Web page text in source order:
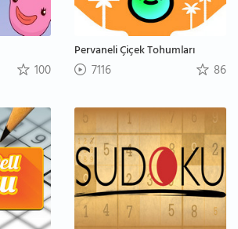
100
Pervaneli Çiçek Tohumları
7116 86